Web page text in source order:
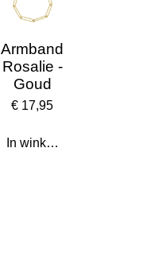
Armband
Rosalie -
Goud
€ 17,95
In winkelwagen